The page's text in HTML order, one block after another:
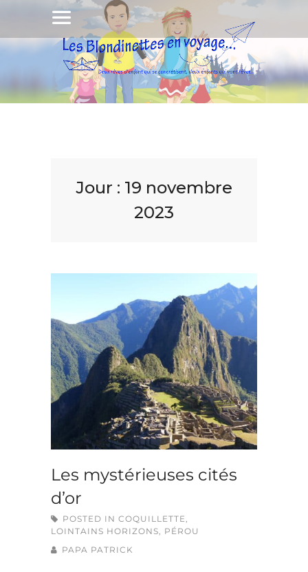
Jour : 19 novembre
2023
Les mystérieuses cités
d’or
POSTED IN COQUILLETTE
LOINTAINS HORIZONS
PÉROU
PAPA PATRICK